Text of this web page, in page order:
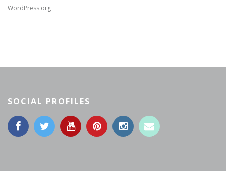
WordPress.org
SOCIAL PROFILES